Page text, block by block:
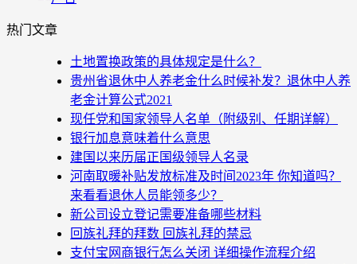
热门文章
土地置换政策的具体规定是什么？
贵州省退休中人养老金什么时候补发？退休中人养
老金计算公式2021
现任党和国家领导人名单（附级别、任期详解）
银行加息意味着什么意思
建国以来历届正国级领导人名录
河南取暖补贴发放标准及时间2023年 你知道吗？
来看看退休人员能领多少？
新公司设立登记需要准备哪些材料
回族礼拜的拜数 回族礼拜的禁忌
支付宝网商银行怎么关闭 详细操作流程介绍